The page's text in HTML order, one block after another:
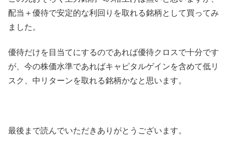
配当＋優待で安定的な利回りを取れる銘柄として買ってみ
ました。
優待だけを目当てにするのであれば優待クロスで十分です
が、今の株価水準であればキャピタルゲインを含めて低リ
スク、中リターンを取れる銘柄かなと思います。
最後まで読んでいただきありがとうございます。